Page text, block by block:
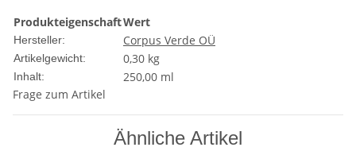
ProdukteigenschaftWert
Hersteller: Corpus Verde OÜ
Artikelgewicht: 0,30 kg
Inhalt:
250,00 ml
Frage zum Artikel
Ähnliche Artikel